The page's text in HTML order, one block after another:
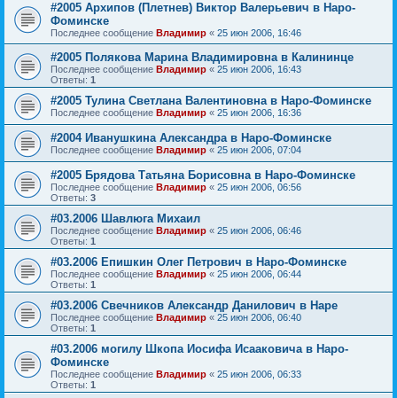
#2005 Архипов (Плетнев) Виктор Валерьевич в Наро-
Фоминске
Последнее сообщение Владимир « 25 июн 2006, 16:46
#2005 Полякова Марина Владимировна в Калининце
Последнее сообщение Владимир « 25 июн 2006, 16:43
Ответы: 1
#2005 Тулина Светлана Валентиновна в Наро-Фоминске
Последнее сообщение Владимир « 25 июн 2006, 16:36
#2004 Иванушкина Александра в Наро-Фоминске
Последнее сообщение Владимир « 25 июн 2006, 07:04
#2005 Брядова Татьяна Борисовна в Наро-Фоминске
Последнее сообщение Владимир « 25 июн 2006, 06:56
Ответы: 3
#03.2006 Шавлюга Михаил
Последнее сообщение Владимир « 25 июн 2006, 06:46
Ответы: 1
#03.2006 Епишкин Олег Петрович в Наро-Фоминске
Последнее сообщение Владимир « 25 июн 2006, 06:44
Ответы: 1
#03.2006 Свечников Александр Данилович в Наре
Последнее сообщение Владимир « 25 июн 2006, 06:40
Ответы: 1
#03.2006 могилу Шкопа Иосифа Исааковича в Наро-
Фоминске
Последнее сообщение Владимир « 25 июн 2006, 06:33
Ответы: 1